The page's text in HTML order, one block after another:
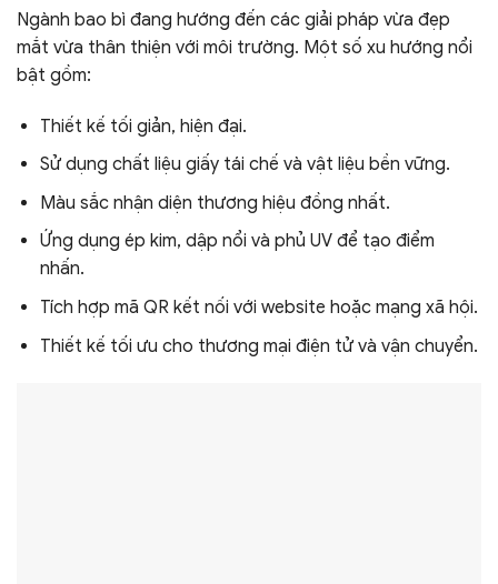
Ngành bao bì đang hướng đến các giải pháp vừa đẹp
mắt vừa thân thiện với môi trường. Một số xu hướng nổi
bật gồm:
Thiết kế tối giản, hiện đại.
Sử dụng chất liệu giấy tái chế và vật liệu bền vững.
Màu sắc nhận diện thương hiệu đồng nhất.
Ứng dụng ép kim, dập nổi và phủ UV để tạo điểm
nhấn.
Tích hợp mã QR kết nối với website hoặc mạng xã hội.
Thiết kế tối ưu cho thương mại điện tử và vận chuyển.